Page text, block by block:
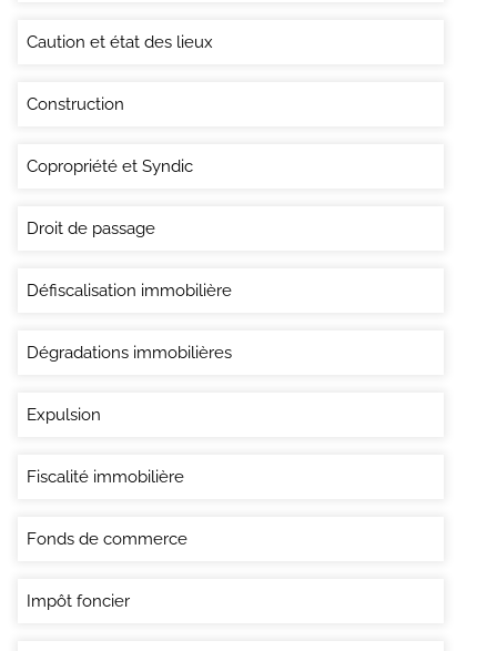
Caution et état des lieux
Construction
Copropriété et Syndic
Droit de passage
Défiscalisation immobilière
Dégradations immobilières
Expulsion
Fiscalité immobilière
Fonds de commerce
Impôt foncier